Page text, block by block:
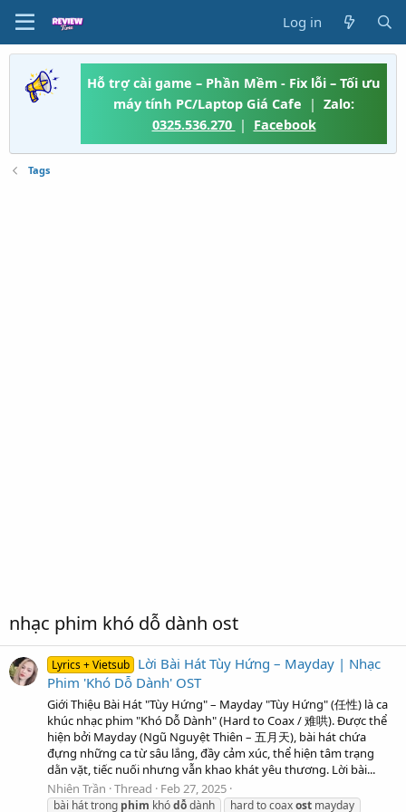
Log in
Hỗ trợ cài game – Phần Mềm - Fix lỗi – Tối ưu
máy tính PC/Laptop Giá Cafe | Zalo:
0325.536.270 | Facebook
Tags
nhạc phim khó dỗ dành ost
Lyrics + Vietsub Lời Bài Hát Tùy Hứng – Mayday | Nhạc
Phim 'Khó Dỗ Dành' OST
Giới Thiệu Bài Hát "Tùy Hứng" – Mayday "Tùy Hứng" (任性) là ca
khúc nhạc phim "Khó Dỗ Dành" (Hard to Coax / 难哄). Được thể
hiện bởi Mayday (Ngũ Nguyệt Thiên – 五月天), bài hát chứa
đựng những ca từ sâu lắng, đầy cảm xúc, thể hiện tâm trạng
dằn vặt, tiếc nuối nhưng vẫn khao khát yêu thương. Lời bài...
Nhiên Trần Thread Feb 27, 2025
bài hát trong phim khódỗdành hard to coaxost mayday